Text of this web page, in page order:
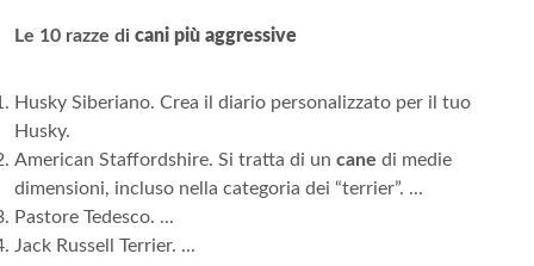
Le 10 razze di cani più aggressive
Husky Siberiano. Crea il diario personalizzato per il tuo
Husky.
American Staffordshire. Si tratta di un cane di medie
dimensioni, incluso nella categoria dei “terrier”. ...
Pastore Tedesco. ...
Jack Russell Terrier. ...